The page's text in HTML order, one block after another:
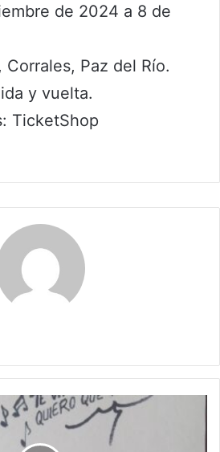
de 2024 a 8 de
Paz del Río.
y vuelta.
TicketShop